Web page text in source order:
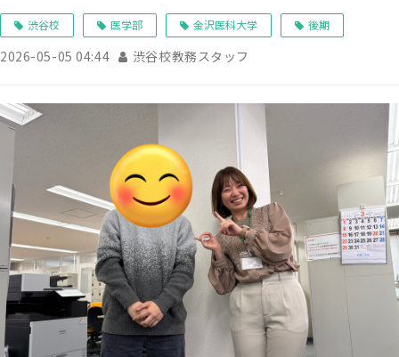
渋谷校 医学部 金沢医科大学 後期
2026-05-05 04:44 渋谷校教務スタッフ